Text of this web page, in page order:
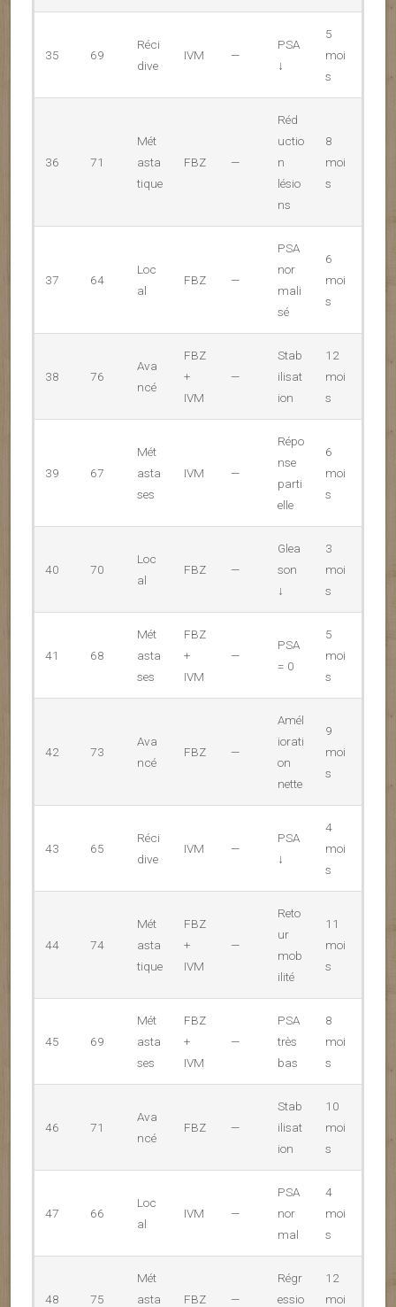
35 69
Réci
dive
IVM —
PSA
↓
5
moi
s
36 71
Mét
asta
tique
FBZ —
Réd
uctio
n
lésio
ns
8
moi
s
37 64
Loc
al
FBZ —
PSA
nor
mali
sé
6
moi
s
38 76
Ava
ncé
FBZ
+
IVM
—
Stab
ilisat
ion
12
moi
s
39 67
Mét
asta
ses
IVM —
Répo
nse
parti
elle
6
moi
s
40 70
Loc
al
FBZ —
Glea
son
↓
3
moi
s
41 68
Mét
asta
ses
FBZ
+
IVM
—
PSA
= 0
5
moi
s
42 73
Ava
ncé
FBZ —
Amél
iorati
on
nette
9
moi
s
43 65
Réci
dive
IVM —
PSA
↓
4
moi
s
44 74
Mét
asta
tique
FBZ
+
IVM
—
Reto
ur
mob
ilité
11
moi
s
45 69
Mét
asta
ses
FBZ
+
IVM
—
PSA
très
bas
8
moi
s
46 71
Ava
ncé
FBZ —
Stab
ilisat
ion
10
moi
s
47 66
Loc
al
IVM —
PSA
nor
mal
4
moi
s
48 75
Mét
asta
FBZ —
Régr
essio
12
moi